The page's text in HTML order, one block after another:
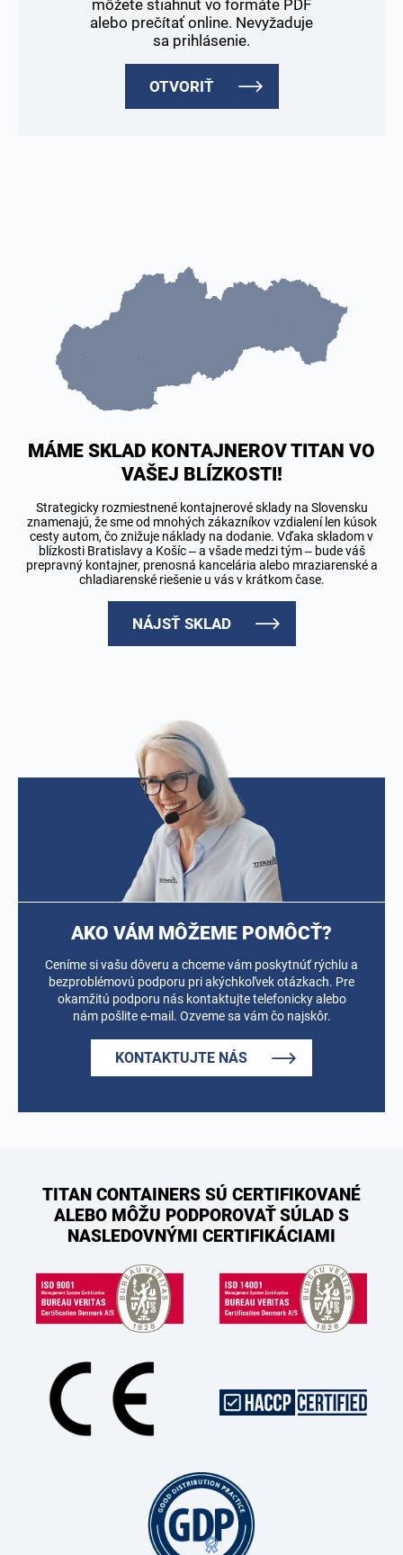
môžete stiahnuť vo formáte PDF
alebo prečítať online. Nevyžaduje
sa prihlásenie.
OTVORIŤ
MÁME SKLAD KONTAJNEROV TITAN VO
VAŠEJ BLÍZKOSTI!
Strategicky rozmiestnené kontajnerové sklady na Slovensku
znamenajú, že sme od mnohých zákazníkov vzdialení len kúsok
cesty autom, čo znižuje náklady na dodanie. Vďaka skladom v
blízkosti Bratislavy a Košíc – a všade medzi tým – bude váš
prepravný kontajner, prenosná kancelária alebo mraziarenské a
chladiarenské riešenie u vás v krátkom čase.
NÁJSŤ SKLAD
AKO VÁM MÔŽEME POMÔCŤ?
Ceníme si vašu dôveru a chceme vám poskytnúť rýchlu a
bezproblémovú podporu pri akýchkoľvek otázkach. Pre
okamžitú podporu nás kontaktujte telefonicky alebo
nám pošlite e-mail. Ozveme sa vám čo najskôr.
KONTAKTUJTE NÁS
TITAN CONTAINERS SÚ CERTIFIKOVANÉ
ALEBO MÔŽU PODPOROVAŤ SÚLAD S
NASLEDOVNÝMI CERTIFIKÁCIAMI